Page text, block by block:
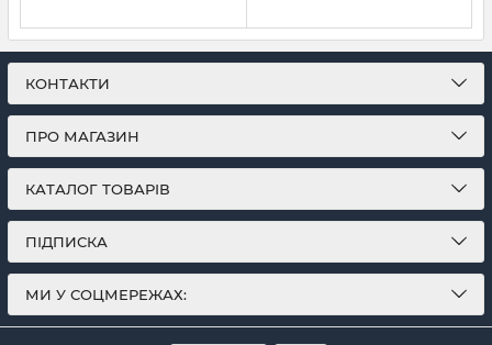
КОНТАКТИ
ПРО МАГАЗИН
КАТАЛОГ ТОВАРІВ
ПІДПИСКА
МИ У СОЦМЕРЕЖАХ: